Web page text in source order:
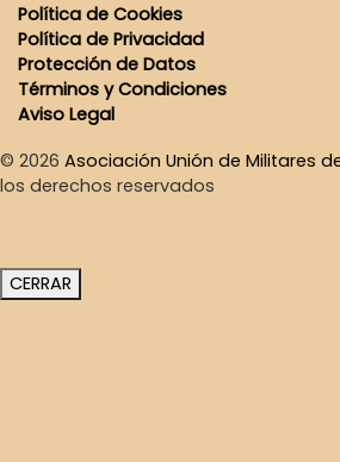
Política de Cookies
Política de Privacidad
Protección de Datos
Términos y Condiciones
Aviso Legal
© 2026 Asociación Unión de Militares
los derechos reservados
CERRAR